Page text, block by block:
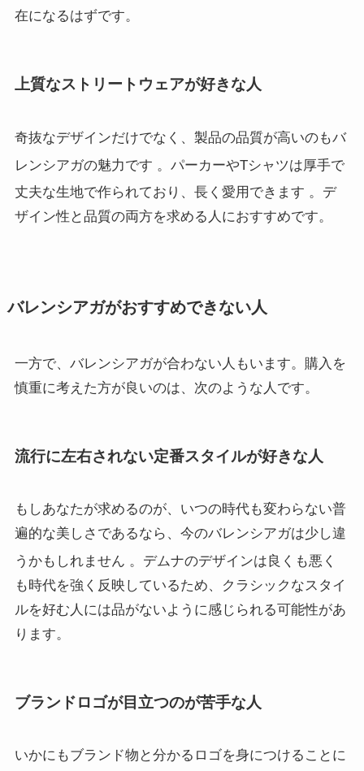
在になるはずです。
上質なストリートウェアが好きな人
奇抜なデザインだけでなく、製品の品質が高いのもバ
レンシアガの魅力です 。パーカーやTシャツは厚手で
丈夫な生地で作られており、長く愛用できます 。デ
ザイン性と品質の両方を求める人におすすめです。
バレンシアガがおすすめできない人
一方で、バレンシアガが合わない人もいます。購入を
慎重に考えた方が良いのは、次のような人です。
流行に左右されない定番スタイルが好きな人
もしあなたが求めるのが、いつの時代も変わらない普
遍的な美しさであるなら、今のバレンシアガは少し違
うかもしれません 。デムナのデザインは良くも悪く
も時代を強く反映しているため、クラシックなスタイ
ルを好む人には品がないように感じられる可能性があ
ります。
ブランドロゴが目立つのが苦手な人
いかにもブランド物と分かるロゴを身につけることに